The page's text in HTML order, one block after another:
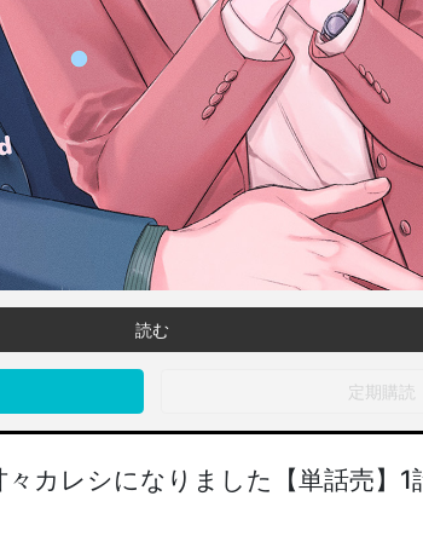
読む
定期購読
カレシになりました【単話売】1